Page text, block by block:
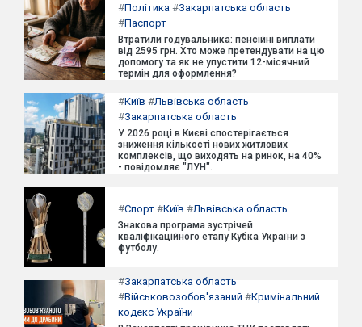
#Політика #Закарпатська область
#Паспорт
Втратили годувальника: пенсійні виплати
від 2595 грн. Хто може претендувати на цю
допомогу та як не упустити 12-місячний
термін для оформлення?
#Київ #Львівська область
#Закарпатська область
У 2026 році в Києві спостерігається
зниження кількості нових житлових
комплексів, що виходять на ринок, на 40%
- повідомляє "ЛУН".
#Спорт #Київ #Львівська область
Знакова програма зустрічей
кваліфікаційного етапу Кубка України з
футболу.
#Закарпатська область
#Військовозобов'язаний #Кримінальний
кодекс України